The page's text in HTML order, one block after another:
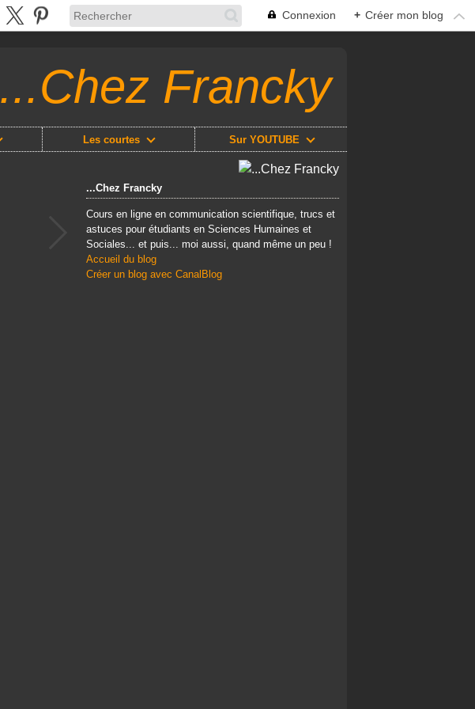
Connexion + Créer mon blog
...Chez Francky
Les courtes Sur YOUTUBE
...Chez Francky
Cours en ligne en communication scientifique, trucs et
astuces pour étudiants en Sciences Humaines et
Sociales... et puis... moi aussi, quand même un peu !
Accueil du blog
Créer un blog avec CanalBlog